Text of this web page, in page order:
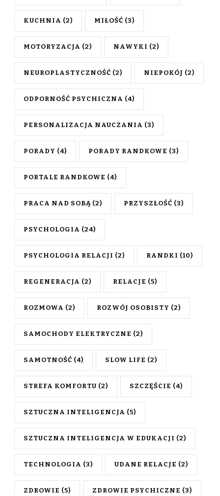
KUCHNIA (2) MIŁOŚĆ (3)
MOTORYZACJA (2) NAWYKI (2)
NEUROPLASTYCZNOŚĆ (2) NIEPOKÓJ (2)
ODPORNOŚĆ PSYCHICZNA (4)
PERSONALIZACJA NAUCZANIA (3)
PORADY (4) PORADY RANDKOWE (3)
PORTALE RANDKOWE (4)
PRACA NAD SOBĄ (2) PRZYSZŁOŚĆ (3)
PSYCHOLOGIA (24)
PSYCHOLOGIA RELACJI (2) RANDKI (10)
REGENERACJA (2) RELACJE (5)
ROZMOWA (2) ROZWÓJ OSOBISTY (2)
SAMOCHODY ELEKTRYCZNE (2)
SAMOTNOŚĆ (4) SLOW LIFE (2)
STREFA KOMFORTU (2) SZCZĘŚCIE (4)
SZTUCZNA INTELIGENCJA (5)
SZTUCZNA INTELIGENCJA W EDUKACJI (2)
TECHNOLOGIA (3) UDANE RELACJE (2)
ZDROWIE (5) ZDROWIE PSYCHICZNE (3)